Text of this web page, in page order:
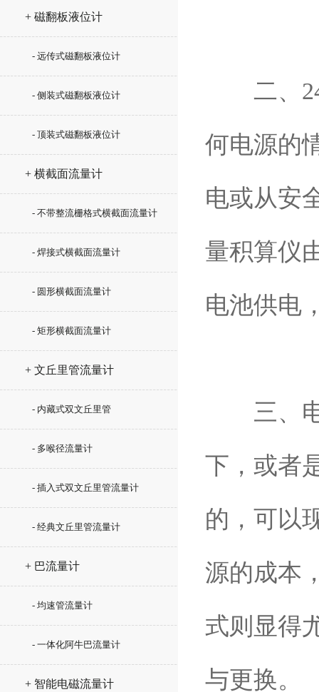
+ 磁翻板液位计
- 远传式磁翻板液位计
- 侧装式磁翻板液位计
- 顶装式磁翻板液位计
+ 横截面流量计
- 不带整流栅格式横截面流量计
- 焊接式横截面流量计
- 圆形横截面流量计
- 矩形横截面流量计
+ 文丘里管流量计
- 内藏式双文丘里管
- 多喉径流量计
- 插入式双文丘里管流量计
- 经典文丘里管流量计
+ 巴流量计
- 均速管流量计
- 一体化阿牛巴流量计
+ 智能电磁流量计
二、
何电源的
电或从安
量积算仪
电池供电
三、电
下，或者
的，可以
源的成本
式则显得
与更换。